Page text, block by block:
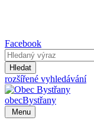
Facebook
Hledat
rozšířené vyhledávání
obecBystřany
Menu